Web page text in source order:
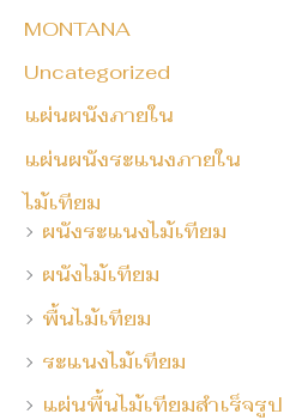
MONTANA
Uncategorized
แผ่นผนังภายใน
แผ่นผนังระแนงภายใน
ไม้เทียม
ผนังระแนงไม้เทียม
ผนังไม้เทียม
พื้นไม้เทียม
ระแนงไม้เทียม
แผ่นพื้นไม้เทียมสำเร็จรูป